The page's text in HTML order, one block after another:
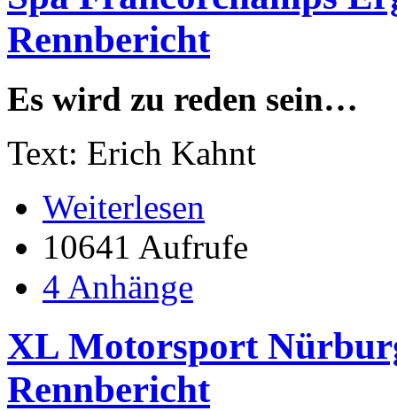
Rennbericht
Es wird zu reden sein…
Text: Erich Kahnt
Weiterlesen
10641 Aufrufe
4 Anhänge
XL Motorsport
Rennbericht